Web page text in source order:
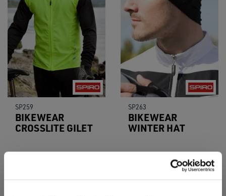
SP259
BIKEWEAR
CROSSLITE GILET
SP263
BIKEWEAR
WINTER HAT